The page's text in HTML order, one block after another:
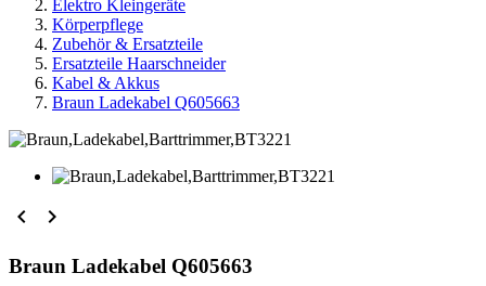
Elektro Kleingeräte
Körperpflege
Zubehör & Ersatzteile
Ersatzteile Haarschneider
Kabel & Akkus
Braun Ladekabel Q605663
 
Braun Ladekabel Q605663